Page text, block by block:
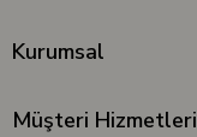
Kurumsal
Müşteri Hizmetleri